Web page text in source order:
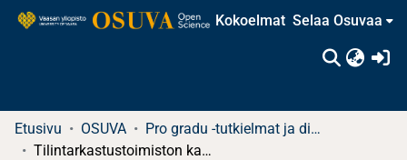
Kokoelmat Selaa Osuvaa
Etusivu OSUVA
Pro gradu -tutkielmat ja diplomityöt
Tilintarkastustoimiston kasvun vaikutus tilintarkastuksen laatuun